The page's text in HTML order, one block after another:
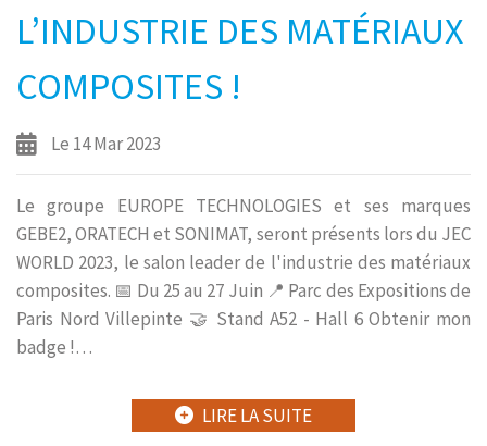
L’INDUSTRIE DES MATÉRIAUX
COMPOSITES !
Le 14 Mar 2023
Le groupe EUROPE TECHNOLOGIES et ses marques
GEBE2, ORATECH et SONIMAT, seront présents lors du JEC
WORLD 2023, le salon leader de l'industrie des matériaux
composites. 📅 Du 25 au 27 Juin 📍 Parc des Expositions de
Paris Nord Villepinte 🤝 Stand A52 - Hall 6 Obtenir mon
badge !…
LIRE LA SUITE